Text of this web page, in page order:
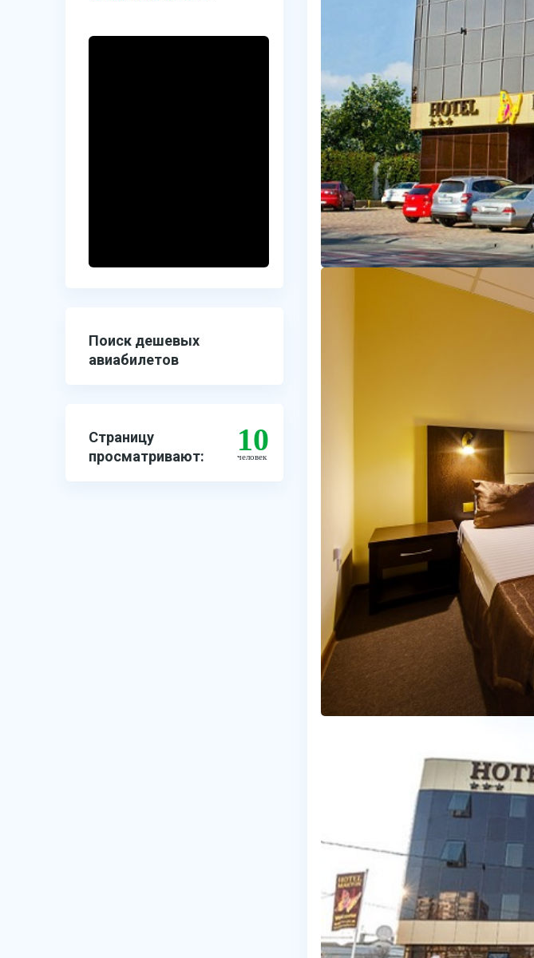
Поиск дешевых
авиабилетов
Страницу
просматривают:
10
человек